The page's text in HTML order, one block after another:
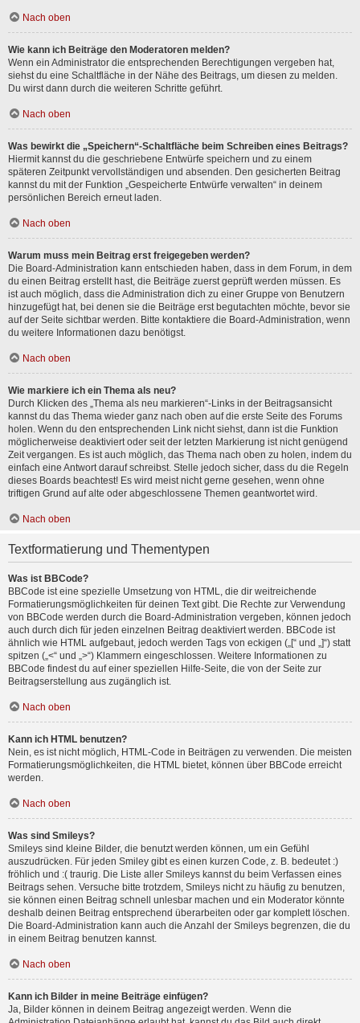
Nach oben
Wie kann ich Beiträge den Moderatoren melden?
Wenn ein Administrator die entsprechenden Berechtigungen vergeben hat,
siehst du eine Schaltfläche in der Nähe des Beitrags, um diesen zu melden.
Du wirst dann durch die weiteren Schritte geführt.
Nach oben
Was bewirkt die „Speichern“-Schaltfläche beim Schreiben eines Beitrags?
Hiermit kannst du die geschriebene Entwürfe speichern und zu einem
späteren Zeitpunkt vervollständigen und absenden. Den gesicherten Beitrag
kannst du mit der Funktion „Gespeicherte Entwürfe verwalten“ in deinem
persönlichen Bereich erneut laden.
Nach oben
Warum muss mein Beitrag erst freigegeben werden?
Die Board-Administration kann entschieden haben, dass in dem Forum, in dem
du einen Beitrag erstellt hast, die Beiträge zuerst geprüft werden müssen. Es
ist auch möglich, dass die Administration dich zu einer Gruppe von Benutzern
hinzugefügt hat, bei denen sie die Beiträge erst begutachten möchte, bevor sie
auf der Seite sichtbar werden. Bitte kontaktiere die Board-Administration, wenn
du weitere Informationen dazu benötigst.
Nach oben
Wie markiere ich ein Thema als neu?
Durch Klicken des „Thema als neu markieren“-Links in der Beitragsansicht
kannst du das Thema wieder ganz nach oben auf die erste Seite des Forums
holen. Wenn du den entsprechenden Link nicht siehst, dann ist die Funktion
möglicherweise deaktiviert oder seit der letzten Markierung ist nicht genügend
Zeit vergangen. Es ist auch möglich, das Thema nach oben zu holen, indem du
einfach eine Antwort darauf schreibst. Stelle jedoch sicher, dass du die Regeln
dieses Boards beachtest! Es wird meist nicht gerne gesehen, wenn ohne
triftigen Grund auf alte oder abgeschlossene Themen geantwortet wird.
Nach oben
Textformatierung und Thementypen
Was ist BBCode?
BBCode ist eine spezielle Umsetzung von HTML, die dir weitreichende
Formatierungsmöglichkeiten für deinen Text gibt. Die Rechte zur Verwendung
von BBCode werden durch die Board-Administration vergeben, können jedoch
auch durch dich für jeden einzelnen Beitrag deaktiviert werden. BBCode ist
ähnlich wie HTML aufgebaut, jedoch werden Tags von eckigen („[“ und „]“) statt
spitzen („<“ und „>“) Klammern eingeschlossen. Weitere Informationen zu
BBCode findest du auf einer speziellen Hilfe-Seite, die von der Seite zur
Beitragserstellung aus zugänglich ist.
Nach oben
Kann ich HTML benutzen?
Nein, es ist nicht möglich, HTML-Code in Beiträgen zu verwenden. Die meisten
Formatierungsmöglichkeiten, die HTML bietet, können über BBCode erreicht
werden.
Nach oben
Was sind Smileys?
Smileys sind kleine Bilder, die benutzt werden können, um ein Gefühl
auszudrücken. Für jeden Smiley gibt es einen kurzen Code, z. B. bedeutet :)
fröhlich und :( traurig. Die Liste aller Smileys kannst du beim Verfassen eines
Beitrags sehen. Versuche bitte trotzdem, Smileys nicht zu häufig zu benutzen,
sie können einen Beitrag schnell unlesbar machen und ein Moderator könnte
deshalb deinen Beitrag entsprechend überarbeiten oder gar komplett löschen.
Die Board-Administration kann auch die Anzahl der Smileys begrenzen, die du
in einem Beitrag benutzen kannst.
Nach oben
Kann ich Bilder in meine Beiträge einfügen?
Ja, Bilder können in deinem Beitrag angezeigt werden. Wenn die